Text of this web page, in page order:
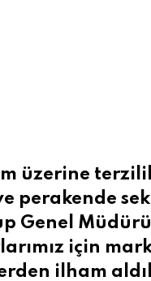
üzerine
perakende
Genel Müdürü
için
ilham